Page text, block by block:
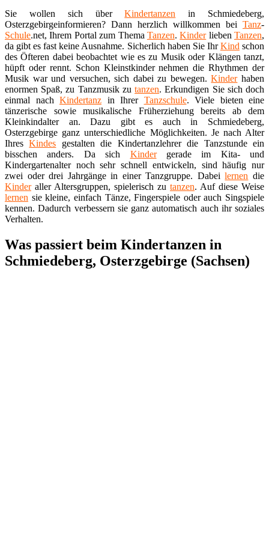
Sie wollen sich überKindertanzen in Schmiedeberg,
Osterzgebirgeinformieren? Dann herzlich willkommen bei Tanz-
Schule.net, Ihrem Portal zum Thema Tanzen.Kinderlieben Tanzen,
da gibt es fast keine Ausnahme. Sicherlich haben Sie IhrKind schon
des Öfteren dabei beobachtet wie es zu Musik oder Klängen tanzt,
hüpft oder rennt. Schon Kleinstkinder nehmen die Rhythmen der
Musik war und versuchen, sich dabei zu bewegen.Kinderhaben
enormen Spaß, zu Tanzmusik zutanzen. Erkundigen Sie sich doch
einmal nach Kindertanz in Ihrer Tanzschule. Viele bieten eine
tänzerische sowie musikalische Früherziehung bereits ab dem
Kleinkindalter an. Dazu gibt es auch in Schmiedeberg,
Osterzgebirge ganz unterschiedliche Möglichkeiten. Je nach Alter
IhresKindes gestalten die Kindertanzlehrer die Tanzstunde ein
bisschen anders. Da sich Kindergerade im Kita- und
Kindergartenalter noch sehr schnell entwickeln, sind häufig nur
zwei oder drei Jahrgänge in einer Tanzgruppe. Dabeilernen die
Kinderaller Altersgruppen, spielerisch zu tanzen. Auf diese Weise
lernen sie kleine, einfach Tänze, Fingerspiele oder auch Singspiele
kennen. Dadurch verbessern sie ganz automatisch auch ihr soziales
Verhalten.
Was passiert beim Kindertanzen in
Schmiedeberg, Osterzgebirge (Sachsen)